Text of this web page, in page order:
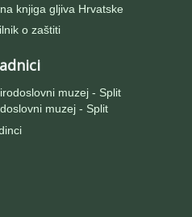
knjiga gljiva Hrvatske
o zaštiti
muzej - Split